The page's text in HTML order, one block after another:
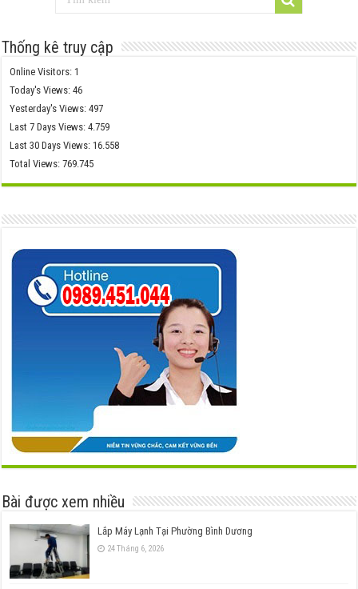
Thống kê truy cập
Online Visitors:1
Today's Views:46
Yesterday's Views:497
Last 7 Days Views:4.759
Last 30 Days Views:16.558
Total Views:769.745
Bài được xem nhiều
Lắp Máy Lạnh Tại Phường Bình Dương
24 Tháng 6, 2026